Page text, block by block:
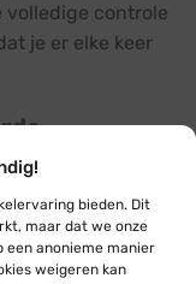
bieden. Dit
maar dat we onze
een anonieme manier
weigeren kan
controle
je er elke keer
schitterende en
Het